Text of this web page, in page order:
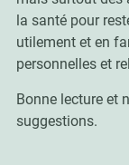
la santé pour
utilement et en
personnelles et
Bonne lecture et
suggestions.